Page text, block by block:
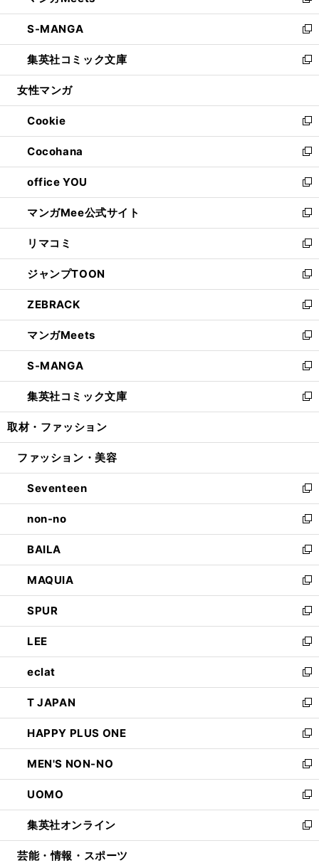
開
く
ウ
で
開
く
ン
ド
ウ
で
開
ウ
ィ
ン
ド
ウ
開
く
し
い
ウ
ィ
ン
ウ
で
開
く
S-MANGA
新
し
い
ウ
ン
ド
ウ
で
開
く
集英社コミック文庫
新
し
ウ
ィ
ン
ド
ウ
で
開
く
女性マンガ
Cookie
新
し
い
ウ
ィ
ン
ド
ウ
で
開
く
Cocohana
新
し
い
ウ
ィ
ン
ド
ウ
で
開
く
office YOU
新
し
い
ウ
ィ
ン
ド
ウ
で
開
く
マンガMee公式サイト
新
し
い
ウ
ィ
ン
ド
ウ
で
開
く
リマコミ
新
し
い
ウ
ィ
ン
ド
ウ
で
開
く
ジャンプTOON
新
し
い
ウ
ィ
ン
ド
ウ
で
開
ZEBRACK
新
し
い
ウ
ィ
ン
ド
ウ
開
マンガMeets
新
し
い
ウ
ィ
ン
ウ
開
く
S-MANGA
新
し
い
ウ
ン
ウ
で
開
く
集英社コミック文庫
新
し
ウ
ン
ド
ウ
で
開
く
取材・ファッション
ファッション・美容
Seventeen
新
し
い
ウ
ィ
ン
ド
ウ
で
開
く
non-no
新
し
い
ウ
ィ
ン
ド
ウ
で
開
く
BAILA
新
し
い
ウ
ィ
ン
ド
ウ
で
開
く
MAQUIA
新
し
い
ウ
ィ
ン
ド
ウ
で
開
く
SPUR
新
し
い
ウ
ィ
ン
ド
ウ
で
開
く
LEE
新
し
い
ウ
ィ
ン
ド
ウ
で
開
く
eclat
新
し
い
ウ
ィ
ン
ド
ウ
で
開
く
T JAPAN
新
し
い
ウ
ィ
ン
ド
ウ
で
開
HAPPY PLUS ONE
新
し
い
ウ
ィ
ン
ド
ウ
MEN'S NON-NO
新
し
い
ウ
ィ
ン
UOMO
新
し
い
ウ
集英社オンライン
新
し
芸能・情報・スポーツ